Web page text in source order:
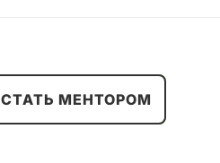
СТАТЬ МЕНТОРОМ